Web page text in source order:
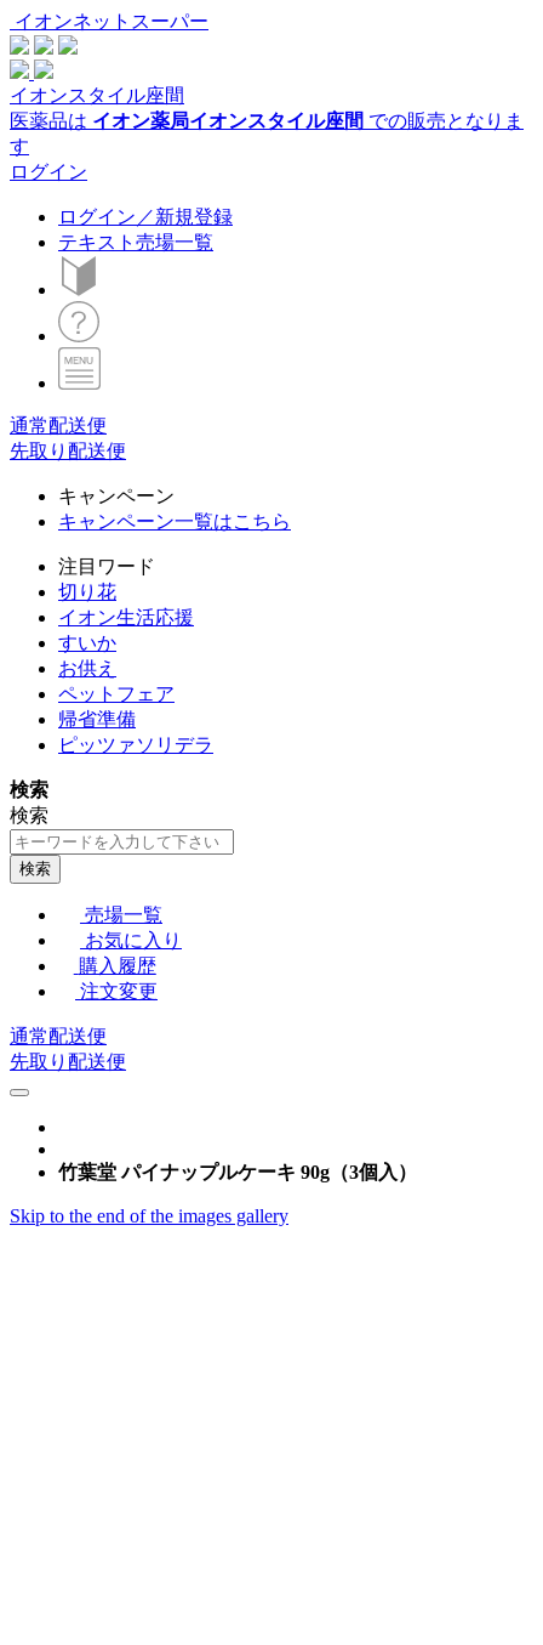
イオンネットスーパー
イオンスタイル座間
医薬品は イオン薬局イオンスタイル座間 での販売となりま
す
ログイン
ログイン／新規登録
テキスト売場一覧
通常配送便
先取り配送便
キャンペーン
キャンペーン一覧はこちら
注目ワード
切り花
イオン生活応援
すいか
お供え
ペットフェア
帰省準備
ピッツァソリデラ
検索
検索
検索
売場一覧
お気に入り
購入履歴
注文変更
通常配送便
先取り配送便
竹葉堂 パイナップルケーキ 90g（3個入）
Skip to the end of the images gallery